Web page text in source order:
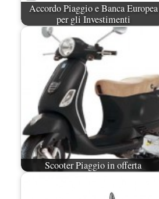
Accordo Piaggio e Banca Europea
per gli Investimenti
Scooter Piaggio in offerta